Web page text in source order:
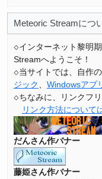
Meteoric Streamにつ
インターネット黎明
Streamへようこそ！
当サイトでは、自作の
ジック
Windowsアプ
ちなみに、リンクフリ
リンク方法について
だんさん作バナー
藤姫さん作バナー